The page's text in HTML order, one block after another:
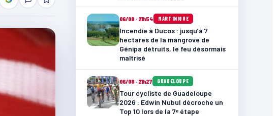
06/08 · 21h54 MARTINIQUE
Incendie à Ducos : jusqu’à 7
hectares de la mangrove de
Génipa détruits, le feu désormais
maîtrisé
06/08 · 21h27 GUADELOUPE
Tour cycliste de Guadeloupe
2026 : Edwin Nubul décroche un
Top 10 lors de la 7ᵉ étape